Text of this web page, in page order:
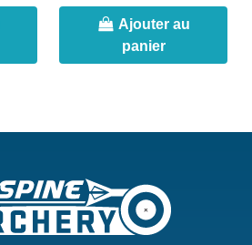
Ajouter au
panier